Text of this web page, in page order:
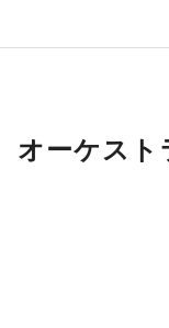
オーケスト